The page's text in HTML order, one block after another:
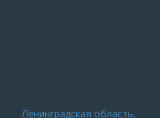
Ленинградская область,